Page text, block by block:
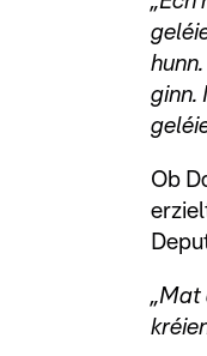
ginn.
Ob
„Mat